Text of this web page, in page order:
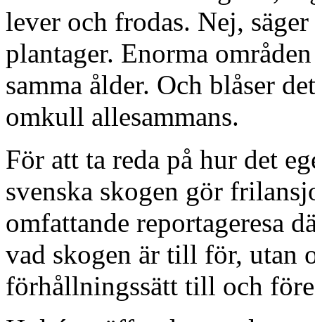
lever och frodas. Nej,
plantager. Enorma
samma ålder. Och blåser
omkull allesammans.
För att ta reda på hur det
svenska skogen gör
omfattande reportageresa
vad skogen är till för, utan
förhållningssätt till och